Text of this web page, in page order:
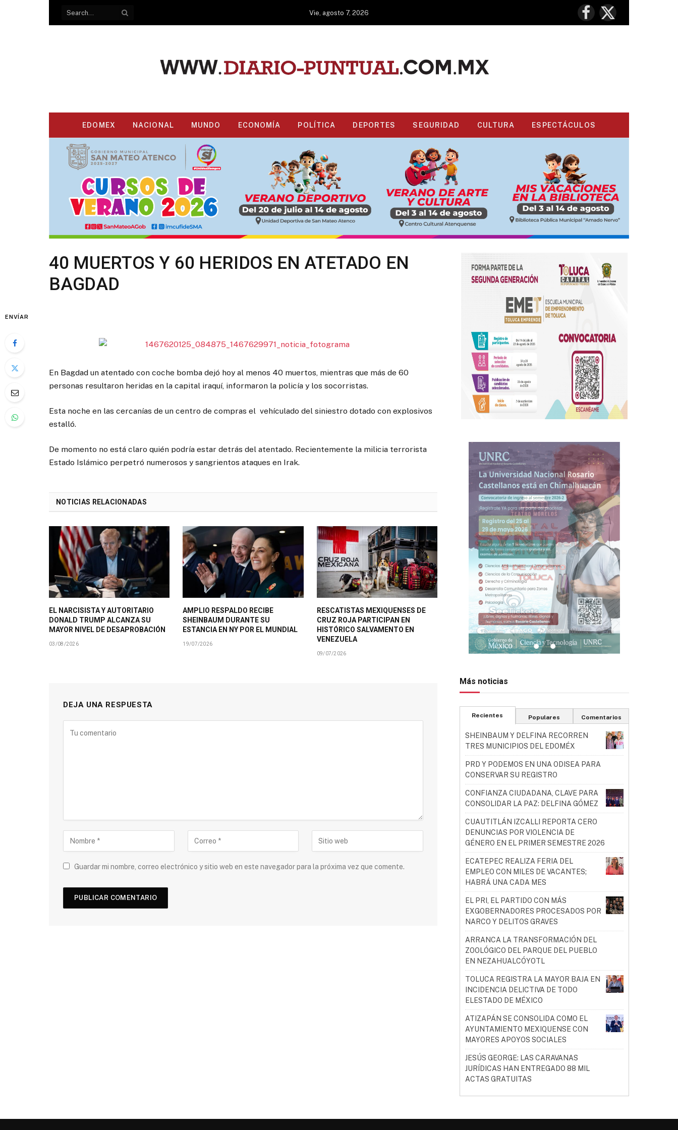
Vie, agosto 7, 2026
Facebook
X
(Twitter)
EDOMEX NACIONAL MUNDO ECONOMÍA POLÍTICA DEPORTES SEGURIDAD CULTURA ESPECTÁCULOS
40 MUERTOS Y 60 HERIDOS EN ATETADO EN
BAGDAD
ENVÍAR
En Bagdad un atentado con coche bomba dejó hoy al menos 40 muertos, mientras que más de 60
personas resultaron heridas en la capital iraquí, informaron la policía y los socorristas.
Esta noche en las cercanías de un centro de compras el vehículado del siniestro dotado con explosivos
estalló.
De momento no está claro quién podría estar detrás del atentado. Recientemente la milicia terrorista
Estado Islámico perpetró numerosos y sangrientos ataques en Irak.
NOTICIAS RELACIONADAS
EL NARCISISTA Y AUTORITARIO
DONALD TRUMP ALCANZA SU
MAYOR NIVEL DE DESAPROBACIÓN
03/08/2026
AMPLIO RESPALDO RECIBE
SHEINBAUM DURANTE SU
ESTANCIA EN NY POR EL MUNDIAL
19/07/2026
RESCATISTAS MEXIQUENSES DE
CRUZ ROJA PARTICIPAN EN
HISTÓRICO SALVAMENTO EN
VENEZUELA
09/07/2026
DEJA UNA RESPUESTA
Guardar mi nombre, correo electrónico y sitio web en este navegador para la próxima vez que comente.
Más noticias
Recientes Populares Comentarios
SHEINBAUM Y DELFINA RECORREN
TRES MUNICIPIOS DEL EDOMÉX
PRD Y PODEMOS EN UNA ODISEA PARA
CONSERVAR SU REGISTRO
CONFIANZA CIUDADANA, CLAVE PARA
CONSOLIDAR LA PAZ: DELFINA GÓMEZ
CUAUTITLÁN IZCALLI REPORTA CERO
DENUNCIAS POR VIOLENCIA DE
GÉNERO EN EL PRIMER SEMESTRE 2026
ECATEPEC REALIZA FERIA DEL
EMPLEO CON MILES DE VACANTES;
HABRÁ UNA CADA MES
EL PRI, EL PARTIDO CON MÁS
EXGOBERNADORES PROCESADOS POR
NARCO Y DELITOS GRAVES
ARRANCA LA TRANSFORMACIÓN DEL
ZOOLÓGICO DEL PARQUE DEL PUEBLO
EN NEZAHUALCÓYOTL
TOLUCA REGISTRA LA MAYOR BAJA EN
INCIDENCIA DELICTIVA DE TODO
ELESTADO DE MÉXICO
ATIZAPÁN SE CONSOLIDA COMO EL
AYUNTAMIENTO MEXIQUENSE CON
MAYORES APOYOS SOCIALES
JESÚS GEORGE: LAS CARAVANAS
JURÍDICAS HAN ENTREGADO 88 MIL
ACTAS GRATUITAS